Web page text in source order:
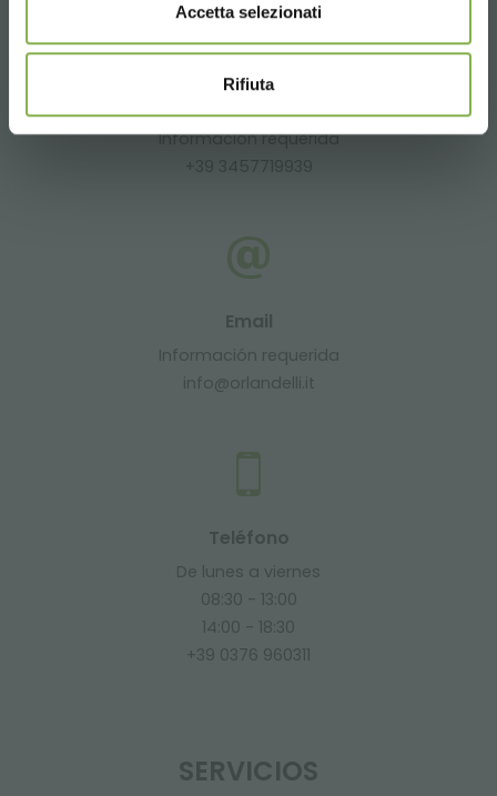
Accetta selezionati
Rifiuta
Información requerida
+39 3457719939
Email
Información requerida
info@orlandelli.it
Teléfono
De lunes a viernes
08:30 - 13:00
14:00 - 18:30
+39 0376 960311
SERVICIOS